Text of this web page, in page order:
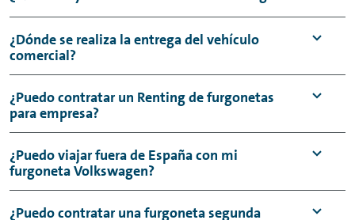
La cuota mensual del servicio deRenting
furgonetas para particulares y el
furgonetas para empresas incluye en ambos
casos el servicio de mantenimiento y averías,
seguro y complementario de reparaciones,
asistencia en carretera a nivel nacional e
internacional 24 horas y gestión de trámites
administrativos de pago de impuestos.
¿Dónde se realiza la entrega del vehículo
comercial?
Tu vehículo comercial, ya sea una furgoneta
Volkswagen como el ID. Buzz, una pick up
como el Amarok o cualquier modelo de la
gama Volkswagen Vehículos Comerciales, te
estará esperando en el concesionario que
elijas durante el proceso de contratación del
¿Puedo contratar un Rentingde furgonetas
para empresa?
Tanto si necesitas una furgoneta para
particular como una furgoneta para empresa
puedes contratar nuestro servicio de My
¿Puedo viajar fuera de España con mi
furgoneta Volkswagen?
Si, puedes viajar fuera de España por toda la
¿Puedo contratar una furgoneta segunda